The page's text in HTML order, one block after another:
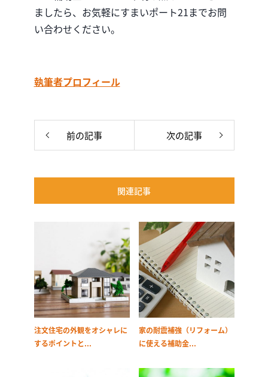
ましたら、お気軽にすまいポート21までお問
い合わせください。
執筆者プロフィール
前の記事 次の記事
関連記事
注文住宅の外観をオシャレに
するポイントと...
家の耐震補強（リフォーム）
に使える補助金...